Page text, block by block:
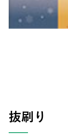
抜刷り